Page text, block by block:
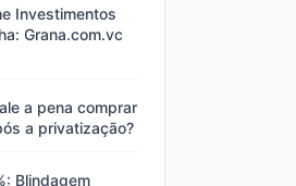
Investimentos
Grana.com.vc
a pena comprar
a privatização?
Blindagem